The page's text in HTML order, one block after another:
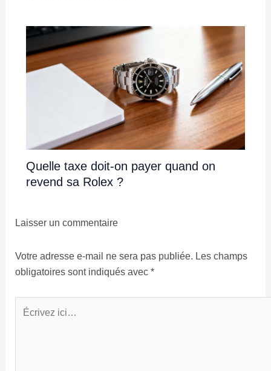
Quelle taxe doit-on payer quand on
revend sa Rolex ?
Laisser un commentaire
Votre adresse e-mail ne sera pas publiée. Les champs
obligatoires sont indiqués avec *